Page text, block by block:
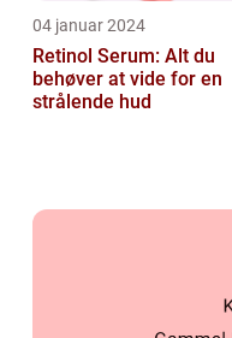
04 januar 2024
Retinol Serum: Alt du
behøver at vide for en
strålende hud